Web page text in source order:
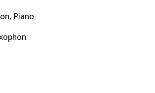
Piano